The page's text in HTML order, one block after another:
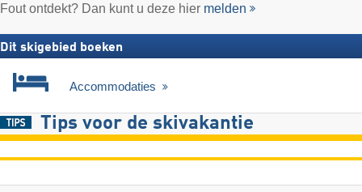
Fout ontdekt? Dan kunt u deze hier melden
Dit skigebied boeken
Accommodaties
Tips voor de skivakantie